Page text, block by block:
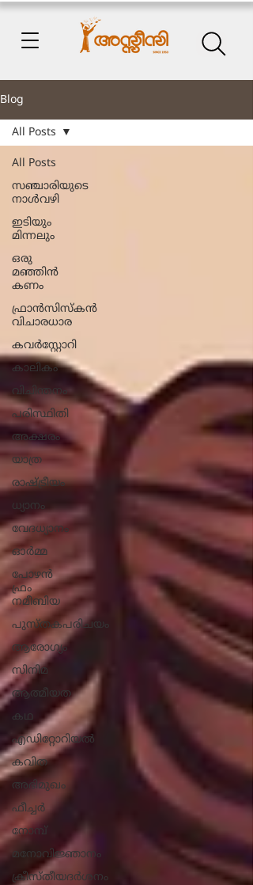
Blog
All Posts
സഞ്ചാരിയുടെ
നാൾവഴി
ഇടിയും
മിന്നലും
ഒരു
മഞ്ഞിൻ
കണം
ഫ്രാൻസിസ്കൻ
വിചാരധാര
കവർസ്റ്റോറി
കാലികം
വിചിന്തനം
പരിസ്ഥിതി
അക്ഷരം
യാത്ര
രാഷ്ട്രീയം
ധ്യാനം
വേദധ്യാനം
ഓർമ്മ
പോഴൻ
ഫ്രം
നമീബിയ
പുസ്തകപരിചയം
ആരോ​ഗ്യം
സിനിമ
ആത്മീയത
കഥ
എഡിറ്റോറിയൽ
കവിത
അഭിമുഖം
ഫീച്ചർ
നോമ്പ്
മനോവിജ്ഞാനം
ക്രീസ്തീയദർശനം
All Posts